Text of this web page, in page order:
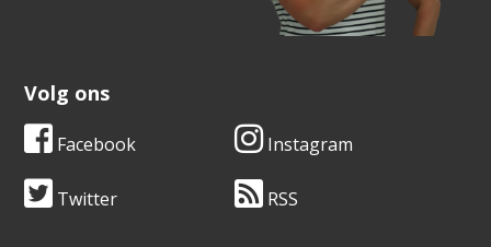
Volg ons
Facebook Instagram
Twitter RSS